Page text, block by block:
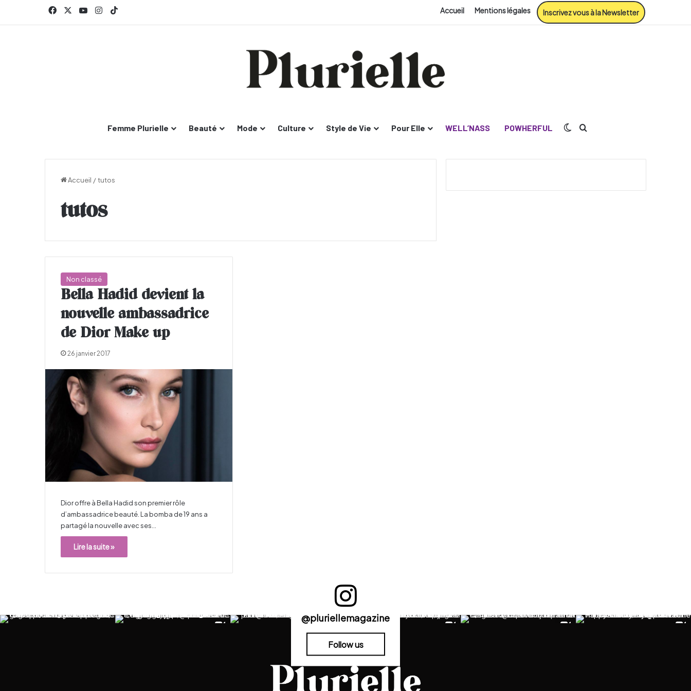
FacebookYouTubeInstagram Accueil Mentions légales Inscrivez vous à la Newsletter
Femme Plurielle Beauté Mode Culture Style de Vie Pour Elle WELL’NASS POWHERFUL Switch skin
Accueil /tutos
tutos
Non classé
Bella Hadid devient la
nouvelle ambassadrice
de Dior Make up
26 janvier 2017
Dior offre à Bella Hadid son premier rôle
d’ambassadrice beauté. La bomba de 19 ans a
partagé la nouvelle avec ses…
Lire la suite »
@pluriellemagazine
Follow us